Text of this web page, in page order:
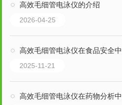
高效毛细管电泳仪的介绍
2026-04-25
高效毛细管电泳仪在食品安全中的应用
2025-11-21
高效毛细管电泳仪在药物分析中的高效应用